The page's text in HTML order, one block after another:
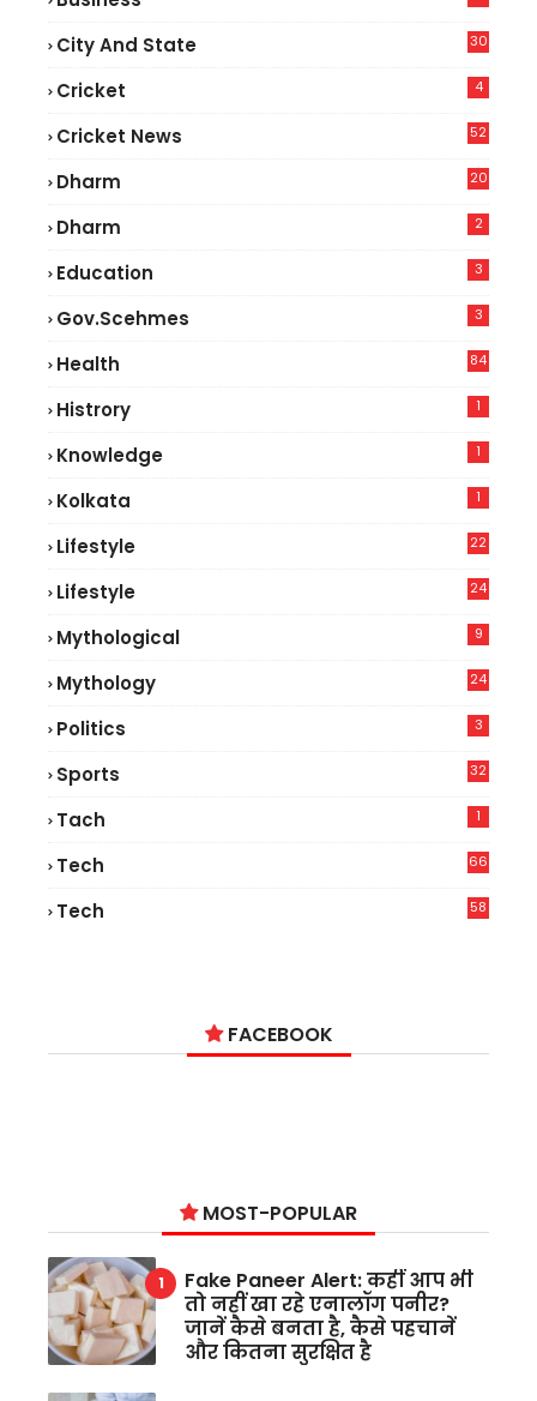
City And State 30
Cricket 4
Cricket News
52
Dharm 20
Dharm 2
Education 3
Gov.scehmes 3
Health
84
Histrory 1
Knowledge 1
Kolkata 1
Lifestyle
22
Lifestyle
24
Mythological 9
Mythology 24
Politics 3
Sports 32
Tach 1
Tech
66
Tech
58
FACEBOOK
MOST-POPULAR
Fake Paneer Alert: कहीं आप भी
तो नहीं खा रहे एनालॉग पनीर?
जानें कैसे बनता है, कैसे पहचानें
और कितना सुरक्षित है